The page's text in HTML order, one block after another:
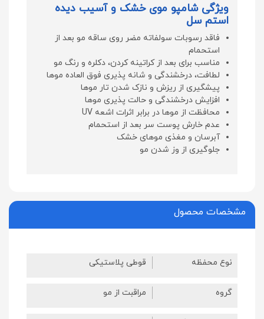
ویژگی شامپو موی خشک و آسیب دیده
استم سل
فاقد رسوبات سولفاته مضر روی ساقه مو بعد از
استحمام
مناسب برای بعد از کراتینه کردن، دکلره و رنگ مو
لطافت، درخشندگی و شانه پذیری فوق العاده موها
پیشگیری از ریزش و نازک شدن تار موها
افزایش درخشندگی و حالت پذیری موها
محافظت از موها در برابر اثرات اشعه UV
عدم خارش پوست سر بعد از استحمام
آبرسان و مغذی موهای خشک
جلوگیری از وز شدن مو
مشخصات محصول
نوع محفظه قوطی پلاستیکی
گروه مراقبت از مو